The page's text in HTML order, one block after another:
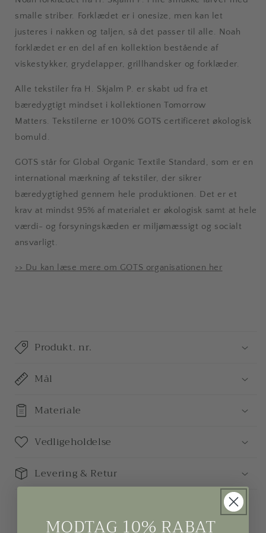
smalle striber. Forklædet er i onesize, men kan let
justeres i nakken og taljen, så det passer til alle. Noah
forklædet er en del af en kollektion bestående af
viskestykker, grydelapper, grillhandsker og forklæder.
Alle tekstiler fra H. Skjalm P. er skabt ud fra et
bæredygtigt mindset i kollektionen Tomorrow
Matters. Tekstilerne er 100% GOTS certificeret økologisk
bomuld.
GOTS står for Global Organic Textile Standard, som er en
international mærkning af tekstiler, der sikrer
bæredygtighed gennem hele produktionen. Det er et
krav at mindst 95% af materialet er økologisk samt at hele
værdi- og forsyningskæden er miljømæssigt og socialt
ansvarligt.
>> Du kan læse mere om GOTS organisationen her
Produkt. nr.
Mål
Materiale
Vedligeholdelse
Levering & Retur
MODTAG 10% RABAT